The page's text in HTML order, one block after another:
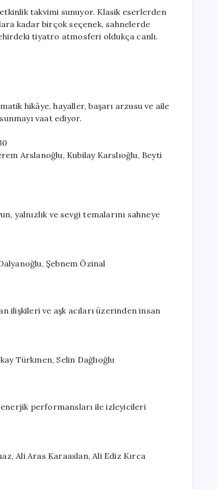
2026
Programı
için
takvimi sunuyor. Klasik eserlerden
kadar birçok seçenek, sahnelerde
tiyatro atmosferi oldukça canlı.
hikâye, hayaller, başarı arzusu ve aile
vaat ediyor.
Arslanoğlu, Kubilay Karslıoğlu, Beyti
yalnızlık ve sevgi temalarını sahneye
Şebnem Özinal
ilişkileri ve aşk acıları üzerinden insan
Türkmen, Selin Dağlıoğlu
enerjik performansları ile izleyicileri
Ali Aras Karaaslan, Ali Ediz Kırca